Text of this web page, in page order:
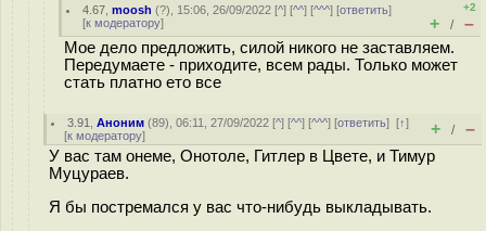
4.67 ,moosh (?), 15:06, 26/09/2022 [^] [^^] [^^^] [ответить]
[к модератору]
+2
+ / –
Мое дело предложить, силой никого не заставляем.
Передумаете - приходите, всем рады. Только может
стать платно ето все
3.91 ,Аноним (89), 06:11, 27/09/2022 [^] [^^] [^^^] [ответить][↑]
[к модератору] + / –
У вас там онеме, Онотоле, Гитлер в Цвете, и Тимур
Муцураев.
Я бы постремался у вас что-нибудь выкладывать.